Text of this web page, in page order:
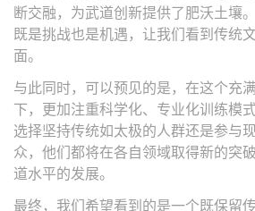
断交融，为武道创新提供了肥沃土壤
既是挑战也是机遇，让我们看到传统
面。
与此同时，可以预见的是，在这个充
下，更加注重科学化、专业化训练模
选择坚持传统如太极的人群还是参与
众，他们都将在各自领域取得新的突
道水平的发展。
最终，我们希望看到的是一个既保留